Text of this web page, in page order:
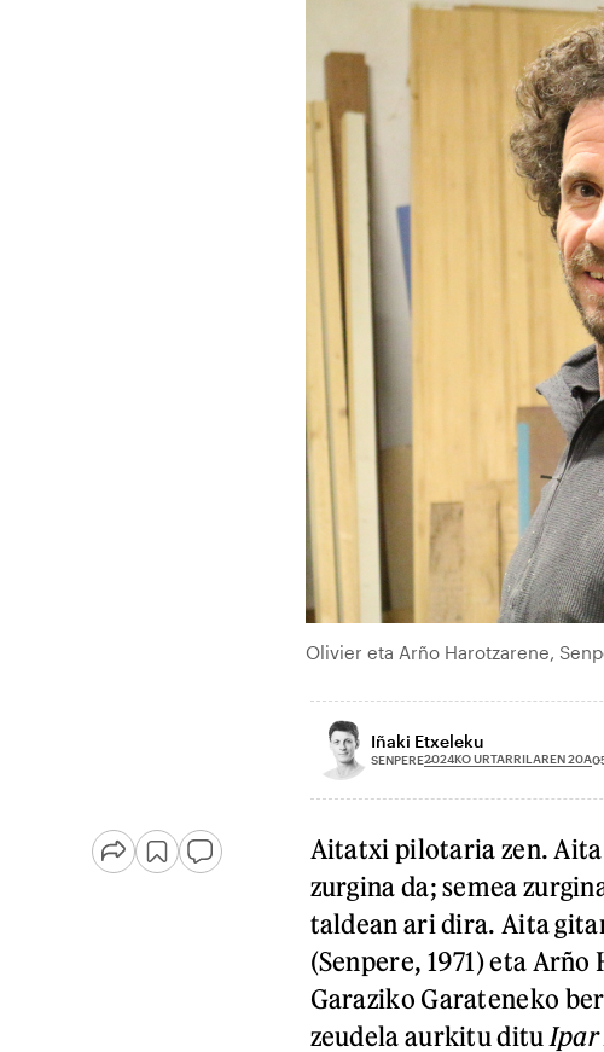
Olivier eta Arño Harotzarene,
Iñaki Etxeleku
SENPERE2024KO URTARRILAREN 20A
Aitatxi pilotaria zen.
zurgina da; semea
taldean ari dira. Aita
(Senpere, 1971) eta
Garaziko Garateneko
zeudela aurkitu ditu Ipar